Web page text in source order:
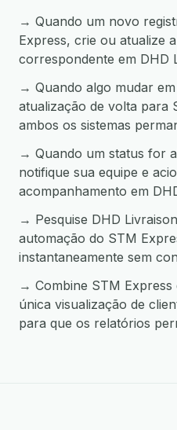
→ Quando um novo
Express, crie ou atualize
correspondente em DHD
→ Quando algo mudar
atualização de volta para
ambos os sistemas
→ Quando um status for
notifique sua equipe e
acompanhamento em
→ Pesquise DHD
automação do STM
instantaneamente sem
→ Combine STM Express
única visualização de
para que os relatórios